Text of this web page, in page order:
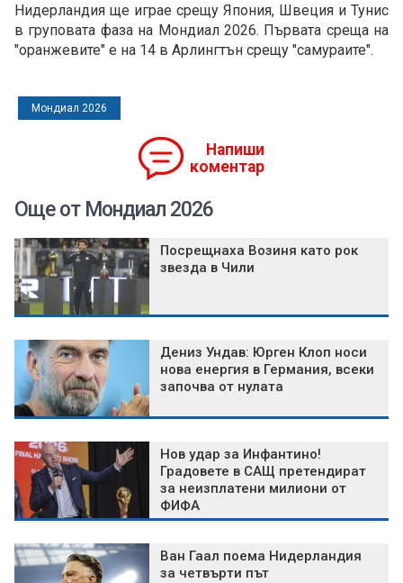
Нидерландия ще играе срещу Япония, Швеция и Тунис
в груповата фаза на Мондиал 2026. Първата среща на
"оранжевите" е на 14 в Арлингтън срещу "самураите".
Мондиал 2026
Напиши
коментар
Още от Мондиал 2026
Посрещнаха Возиня като рок
звезда в Чили
Дениз Ундав: Юрген Клоп носи
нова енергия в Германия, всеки
започва от нулата
Нов удар за Инфантино!
Градовете в САЩ претендират
за неизплатени милиони от
ФИФА
Ван Гаал поема Нидерландия
за четвърти път